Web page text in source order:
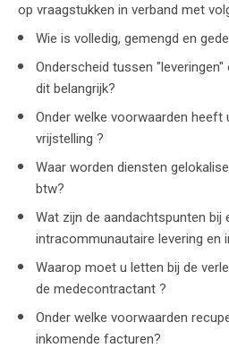
op vraagstukken in verband met
Wie is volledig, gemengd en
Onderscheid tussen
dit belangrijk?
Onder welke voorwaarden heeft
vrijstelling ?
Waar worden diensten
btw?
Wat zijn de aandachtspunten bij
intracommunautaire levering en
Waarop moet u letten bij de
de medecontractant ?
Onder welke voorwaarden
inkomende facturen?